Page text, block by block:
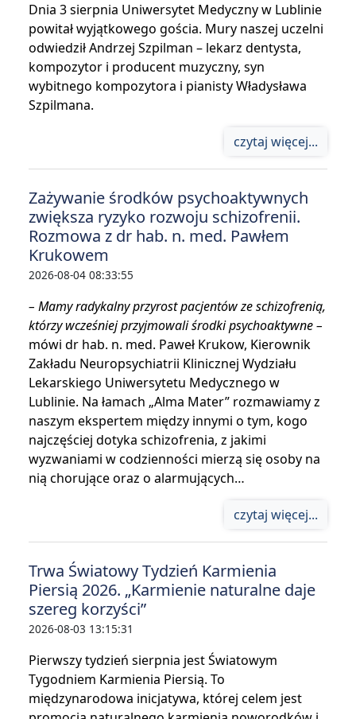
Dnia 3 sierpnia Uniwersytet Medyczny w Lublinie
powitał wyjątkowego gościa. Mury naszej uczelni
odwiedził Andrzej Szpilman – lekarz dentysta,
kompozytor i producent muzyczny, syn
wybitnego kompozytora i pianisty Władysława
Szpilmana.
czytaj więcej...
Zażywanie środków psychoaktywnych
zwiększa ryzyko rozwoju schizofrenii.
Rozmowa z dr hab. n. med. Pawłem
Krukowem
2026-08-04 08:33:55
– Mamy radykalny przyrost pacjentów ze schizofrenią,
którzy wcześniej przyjmowali środki psychoaktywne –
mówi dr hab. n. med. Paweł Krukow, Kierownik
Zakładu Neuropsychiatrii Klinicznej Wydziału
Lekarskiego Uniwersytetu Medycznego w
Lublinie. Na łamach „Alma Mater” rozmawiamy z
naszym ekspertem między innymi o tym, kogo
najczęściej dotyka schizofrenia, z jakimi
wyzwaniami w codzienności mierzą się osoby na
nią chorujące oraz o alarmujących…
czytaj więcej...
Trwa Światowy Tydzień Karmienia
Piersią 2026. „Karmienie naturalne daje
szereg korzyści”
2026-08-03 13:15:31
Pierwszy tydzień sierpnia jest Światowym
Tygodniem Karmienia Piersią. To
międzynarodowa inicjatywa, której celem jest